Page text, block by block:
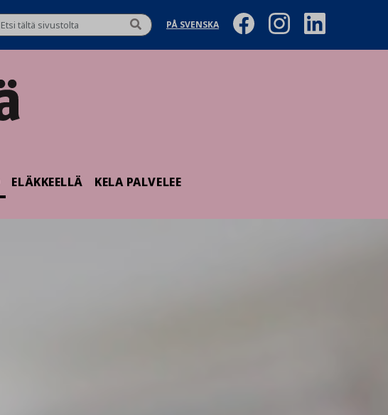
PÅ SVENSKA
ELÄKKEELLÄ KELA PALVELEE